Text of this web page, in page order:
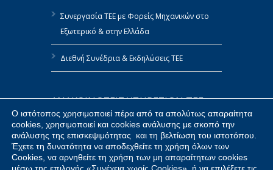
Συνεργασία ΤΕΕ με Φορείς Μηχανικών στο
Εξωτερικό & στην Ελλάδα
Διεθνή Συνέδρια & Εκδηλώσεις ΤΕΕ
ΑΝΑΚΟΙΝΩΣΕΙΣ ΥΠΗΡΕΣΙΩΝ ΤΕΕ
Πολιτική Αναφορών του ΤΕΕ
Δημοσίευση Στοιχείων ΤΕΕ κατ’ Εφαρμογή
του Ν.4070/2012
Ο ιστότοπος χρησιμοποιεί πέρα από τα απολύτως απαραίτητα
cookies, χρησιμοποιεί και cookies ανάλυσης με σκοπό την
ανάλυσης της επισκεψιμότητας και τη βελτίωση του ιστοτόπου.
Έχετε τη δυνατότητα να αποδεχθείτε τη χρήση όλων των
Cookies, να αρνηθείτε τη χρήση των μη απαραίτητων cookies